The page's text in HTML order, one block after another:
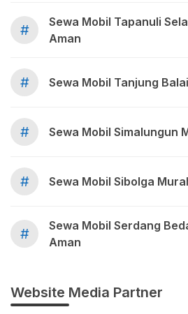
#
Sewa Mobil Tapanuli
Aman
# Sewa Mobil Tanjung
# Sewa Mobil Simalungun
# Sewa Mobil Sibolga
#
Sewa Mobil Serdang
Aman
Website Media Partner